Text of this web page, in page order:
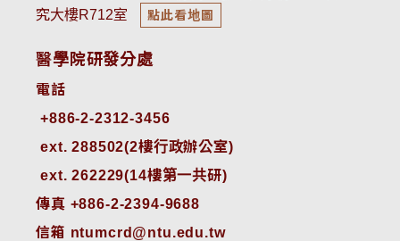
究大樓R712室
點此看地圖
醫學院研發分處
電話
ext. 288502(2樓行政辦公室)
ext. 262229(14樓第一共研)
傳真 +886-2-2394-9688
信箱 ntumcrd@ntu.edu.tw